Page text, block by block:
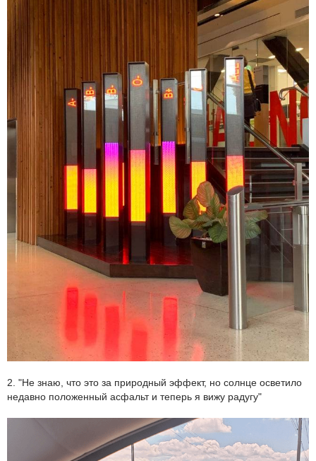
2. "Не знаю, что это за природный эффект, но солнце осветило
недавно положенный асфальт и теперь я вижу радугу"